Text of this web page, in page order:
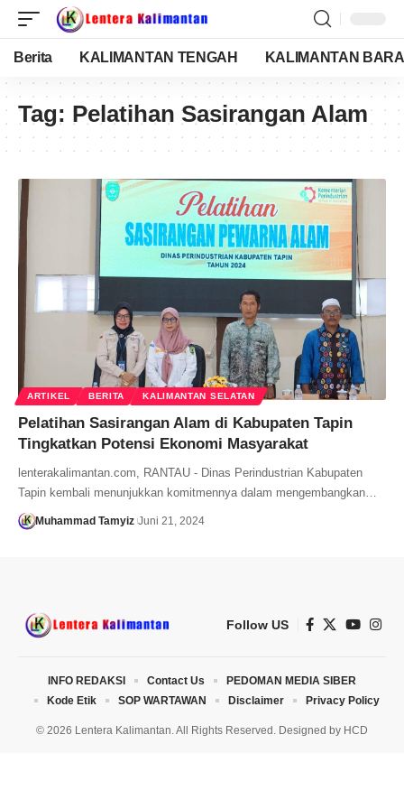
Berita KALIMANTAN TENGAH KALIMANTAN
Tag: Pelatihan Sasirangan Alam
ARTIKEL BERITA KALIMANTAN SELATAN
Pelatihan Sasirangan Alam di Kabupaten Tapin
Tingkatkan Potensi Ekonomi Masyarakat
lenterakalimantan.com, RANTAU - Dinas Perindustrian Kabupaten
Tapin kembali menunjukkan komitmennya dalam mengembangkan…
Muhammad Tamyiz Juni 21, 2024
Follow US
© 2026 Lentera Kalimantan. All Rights Reserved. Designed by HCD
INFO REDAKSI Contact Us
PEDOMAN MEDIA SIBER
Kode Etik
SOP WARTAWAN Disclaimer Privacy Policy